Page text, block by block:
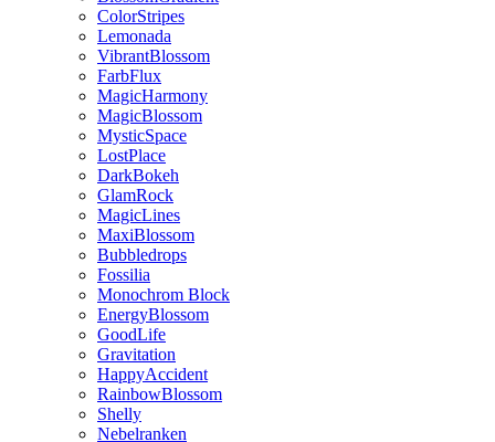
ColorStripes
Lemonada
VibrantBlossom
FarbFlux
MagicHarmony
MagicBlossom
MysticSpace
LostPlace
DarkBokeh
GlamRock
MagicLines
MaxiBlossom
Bubbledrops
Fossilia
Monochrom Block
EnergyBlossom
GoodLife
Gravitation
HappyAccident
RainbowBlossom
Shelly
Nebelranken